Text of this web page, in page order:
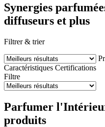
Synergies
diffuseurs et plus
Filtrer & trier
Caractéristiques Certifications
Filtre
Parfumer
produits